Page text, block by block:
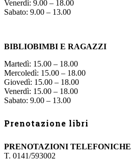
Venerdì: 9.00 – 18.00
Sabato: 9.00 – 13.00
BIBLIOBIMBI E RAGAZZI
Martedì: 15.00 – 18.00
Mercoledì: 15.00 – 18.00
Giovedì: 15.00 – 18.00
Venerdì: 15.00 – 18.00
Sabato: 9.00 – 13.00
Prenotazione libri
PRENOTAZIONI TELEFONICHE
T. 0141/593002